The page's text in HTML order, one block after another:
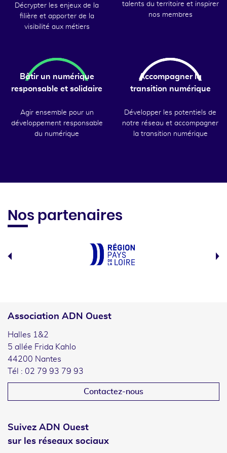
Décrypter les enjeux de la
filière et apporter de la
visibilité aux métiers
talents du territoire et inspirer
nos membres
Bâtir un numérique
responsable et solidaire
Agir ensemble pour un
développement responsable
du numérique
Accompagner la
transition numérique
Développer les potentiels de
notre réseau et accompagner
la transition numérique
Nos partenaires
Association ADN Ouest
Halles 1&2
5 allée Frida Kahlo
44200 Nantes
Tél : 02 79 93 79 93
Contactez-nous
Suivez ADN Ouest
sur les réseaux sociaux